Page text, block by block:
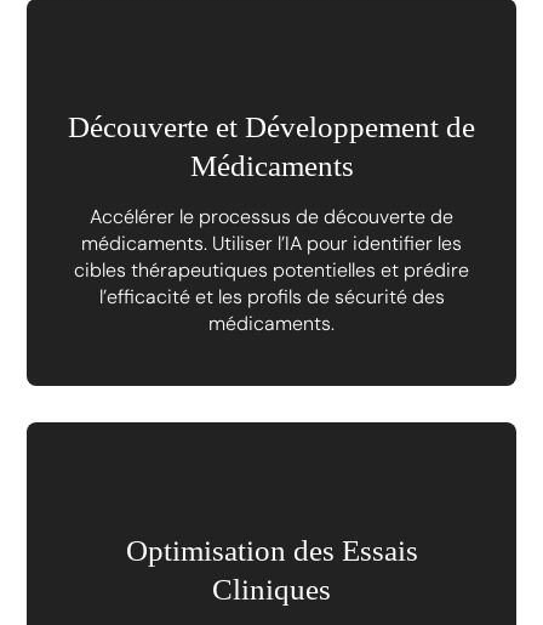
Découverte et Développement de
Médicaments
Accélérer le processus de découverte de
médicaments. Utiliser l’IA pour identifier les
cibles thérapeutiques potentielles et prédire
l’efficacité et les profils de sécurité des
médicaments.
Optimisation des Essais
Cliniques